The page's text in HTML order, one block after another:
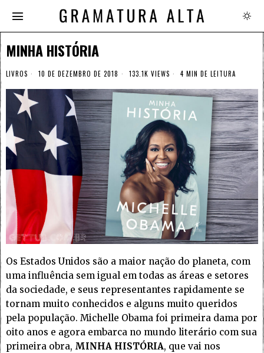
MINHA HISTÓRIA
LIVROS 10 DE DEZEMBRO DE 2018 133.1K VIEWS 4 MIN DE LEITURA
Os Estados Unidos são a maior nação do planeta, com
uma influência sem igual em todas as áreas e setores
da sociedade, e seus representantes rapidamente se
tornam muito conhecidos e alguns muito queridos
pela população. Michelle Obama foi primeira dama por
oito anos e agora embarca no mundo literário com sua
primeira obra, MINHA HISTÓRIA, que vai nos